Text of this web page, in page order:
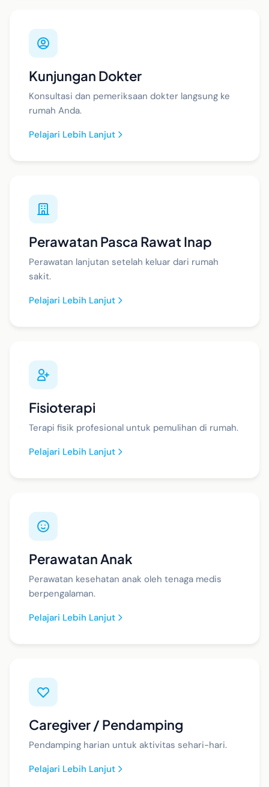
Kunjungan Dokter
Konsultasi dan pemeriksaan dokter langsung ke
rumah Anda.
Pelajari Lebih Lanjut
Perawatan Pasca Rawat Inap
Perawatan lanjutan setelah keluar dari rumah
sakit.
Pelajari Lebih Lanjut
Fisioterapi
Terapi fisik profesional untuk pemulihan di rumah.
Pelajari Lebih Lanjut
Perawatan Anak
Perawatan kesehatan anak oleh tenaga medis
berpengalaman.
Pelajari Lebih Lanjut
Caregiver / Pendamping
Pendamping harian untuk aktivitas sehari-hari.
Pelajari Lebih Lanjut